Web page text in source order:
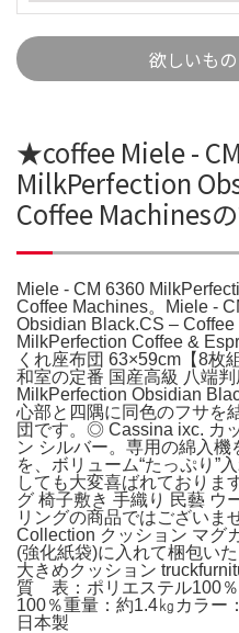
欲しいも
★coffee Miele -
MilkPerfection
Coffee Machines
Miele - CM 6360
Coffee Machines。Miele -
Obsidian Black.CS –
MilkPerfection Coffee &
くれ座布団 63×59cm【8
和室の定番 国産高級 八端
MilkPerfection Obsidian
心部と四隅に同色のフサを
団です。◎ Cassina ixc. カ
ン シルバー。専用の綿入機
を、ボリューム“たっぷり”
しても大変喜ばれておりま
グ 椅子敷き 手織り 民藝 ウ
リングの商品ではございま
Collection クッション マグ
(強化紙袋)に入れて梱包い
大きめクッション
質 表：ポリエステル
100％重量：約1.4㎏カラー
日本製